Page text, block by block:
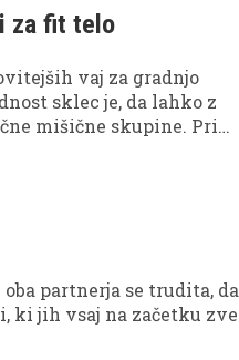
za fit telo
vaj za gradnjo
sklec je, da lahko z
mišične skupine. Pri
partnerja se trudita, da
ki jih vsaj na začetku